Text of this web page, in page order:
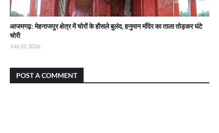
आजमगढ़: मेहनाजपुर क्षेत्र में चोरों के हौसले बुलंद, हनुमान मंदिर का ताला तोड़कर घंटे
चोरी
July 22, 2026
POST A COMMENT